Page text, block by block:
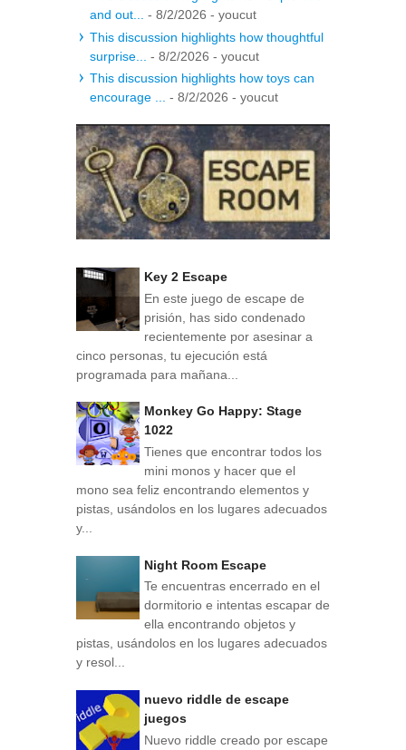
and out...
- 8/2/2026 - youcut
This discussion highlights how thoughtful
surprise...
- 8/2/2026 - youcut
This discussion highlights how toys can
encourage ...
- 8/2/2026 - youcut
Key 2 Escape
En este juego de escape de
prisión, has sido condenado
recientemente por asesinar a
cinco personas, tu ejecución está
programada para mañana...
Monkey Go Happy: Stage
1022
Tienes que encontrar todos los
mini monos y hacer que el
mono sea feliz encontrando elementos y
pistas, usándolos en los lugares adecuados
y...
Night Room Escape
Te encuentras encerrado en el
dormitorio e intentas escapar de
ella encontrando objetos y
pistas, usándolos en los lugares adecuados
y resol...
nuevo riddle de escape
juegos
Nuevo riddle creado por escape